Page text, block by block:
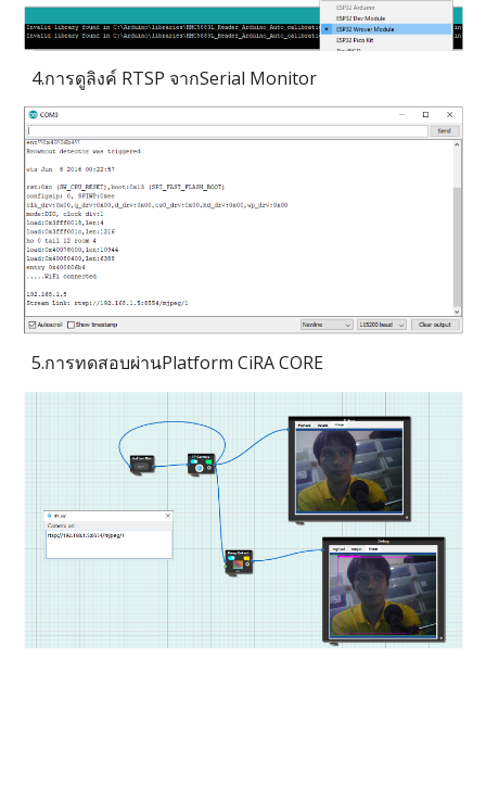
4.การดูลิงค์ RTSP จากSerial Monitor
5.การทดสอบผ่านPlatform CiRA CORE